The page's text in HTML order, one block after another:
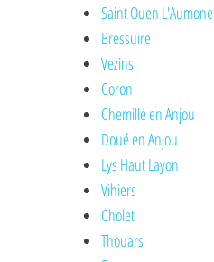
Saint Ouen L'Aumone
Bressuire
Vezins
Coron
Chemillé en Anjou
Doué en Anjou
Lys Haut Layon
Vihiers
Cholet
Thouars